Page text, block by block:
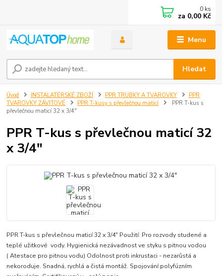
Menu
Hledat
0 ks
za 0,00 Kč
Úvod INSTALATÉRSKÉ ZBOŽÍ PPR TRUBKY A TVAROVKY
PPR
TVAROVKY ZÁVITOVÉ
PPR T-kusy s převlečnou maticí
PPR T-kus s
převlečnou maticí 32 x 3/4"
PPR T-kus s převlečnou maticí 32
x 3/4"
PPR T-kus s převlečnou maticí 32 x 3/4" Použití: Pro rozvody studené a
teplé užitkové vody. Hygienická nezávadnost ve styku s pitnou vodou
( Atestace pro pitnou vodu) Odolnost proti inkrustaci - nezarůstá a
nekoroduje. Snadná, rychlá a čistá montáž. Spojování polyfúzním